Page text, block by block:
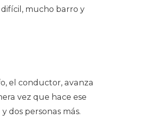
mucho barro y
el conductor, avanza
vez que hace ese
dos personas más.